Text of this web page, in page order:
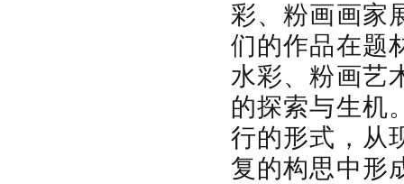
彩、粉画画家
们的作品在题
水彩、粉画艺
的探索与生机
行的形式，从
复的构思中形